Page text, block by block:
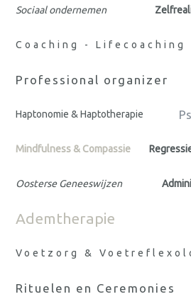
Sociaal ondernemen
Coaching - Lifecoaching
Professional organizer
Haptonomie & Haptotherapie
Mindfulness & Compassie
Oosterse Geneeswijzen
Ademtherapie
Voetzorg &
Rituelen en Ceremonies